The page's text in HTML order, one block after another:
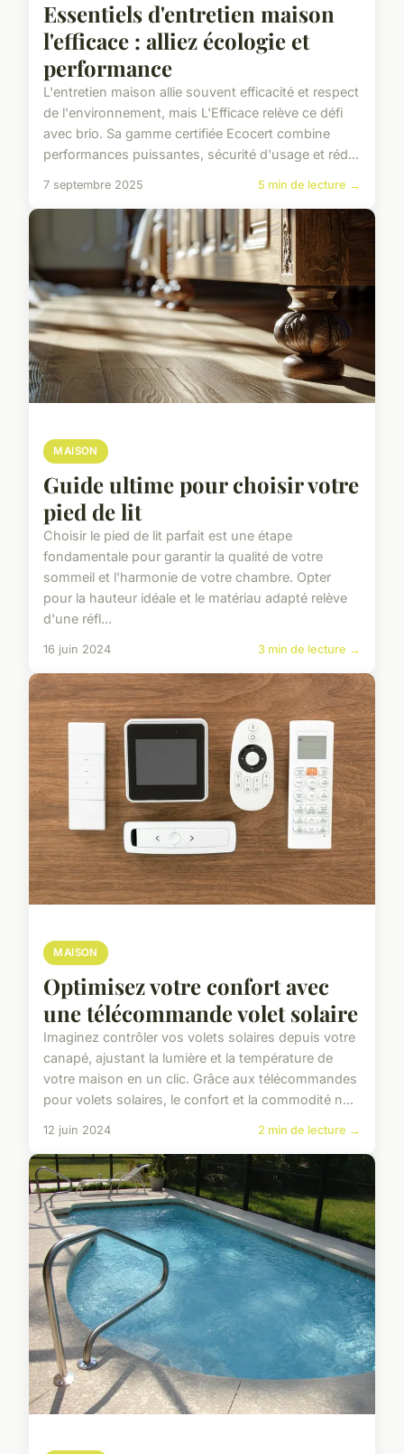
Essentiels d'entretien maison
l'efficace : alliez écologie et
performance
L'entretien maison allie souvent efficacité et respect
de l'environnement, mais L'Efficace relève ce défi
avec brio. Sa gamme certifiée Ecocert combine
performances puissantes, sécurité d'usage et réd...
7 septembre 2025 5 min de lecture →
MAISON
Guide ultime pour choisir votre
pied de lit
Choisir le pied de lit parfait est une étape
fondamentale pour garantir la qualité de votre
sommeil et l'harmonie de votre chambre. Opter
pour la hauteur idéale et le matériau adapté relève
d'une réfl...
16 juin 2024 3 min de lecture →
MAISON
Optimisez votre confort avec
une télécommande volet solaire
Imaginez contrôler vos volets solaires depuis votre
canapé, ajustant la lumière et la température de
votre maison en un clic. Grâce aux télécommandes
pour volets solaires, le confort et la commodité n...
12 juin 2024 2 min de lecture →